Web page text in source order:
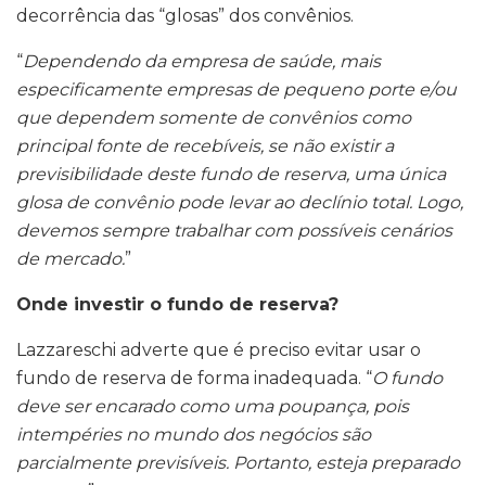
decorrência das “glosas” dos convênios.
“Dependendo da empresa de saúde, mais
especificamente empresas de pequeno porte e/ou
que dependem somente de convênios como
principal fonte de recebíveis, se não existir a
previsibilidade deste fundo de reserva, uma única
glosa de convênio pode levar ao declínio total. Logo,
devemos sempre trabalhar com possíveis cenários
de mercado.”
Onde investir o fundo de reserva?
Lazzareschi adverte que é preciso evitar usar o
fundo de reserva de forma inadequada. “O fundo
deve ser encarado como uma poupança, pois
intempéries no mundo dos negócios são
parcialmente previsíveis. Portanto, esteja preparado